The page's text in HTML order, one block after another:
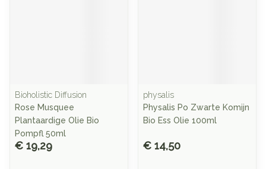
Bioholistic Diffusion
Rose Musquee
Plantaardige Olie Bio
Pompfl 50ml
€ 19,29
physalis
Physalis Po Zwarte Komijn
Bio Ess Olie 100ml
€ 14,50